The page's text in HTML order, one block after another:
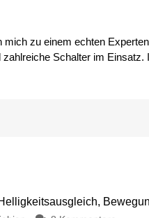
mich zu einem echten
Schalter im